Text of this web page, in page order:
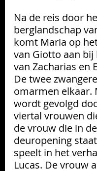
Na de reis door
berglandschap
komt Maria op
van Giotto aan bij
van Zacharias en
De twee
omarmen elkaar.
wordt gevolgd
viertal vrouwen
de vrouw die in de
deuropening
speelt in het
Lucas. De vrouw